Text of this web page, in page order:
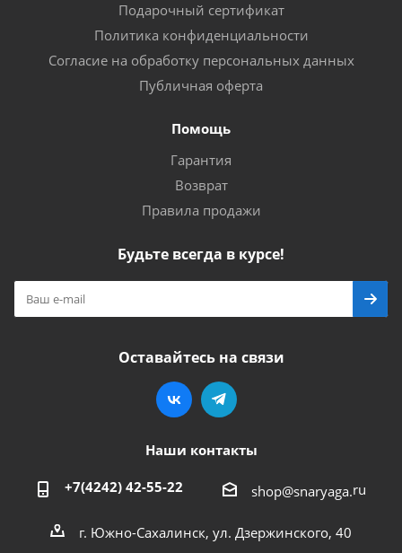
Подарочный сертификат
Политика конфиденциальности
Согласие на обработку персональных данных
Публичная оферта
Помощь
Гарантия
Возврат
Правила продажи
Будьте всегда в курсе!
Оставайтесь на связи
Наши контакты
+7(4242) 42-55-22 shop@snaryaga.ru
г. Южно-Сахалинск, ул. Дзержинского, 40